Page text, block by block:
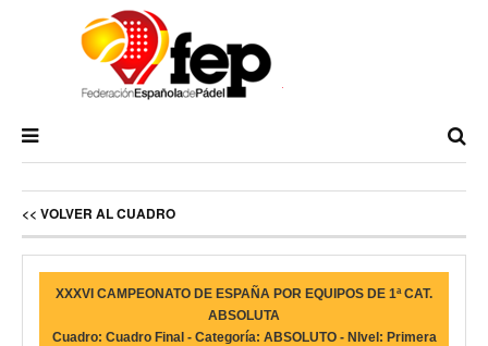
<< VOLVER AL CUADRO
XXXVI CAMPEONATO DE ESPAÑA POR EQUIPOS DE 1ª CAT.
ABSOLUTA
Cuadro: Cuadro Final - Categoría: ABSOLUTO - NIvel: Primera